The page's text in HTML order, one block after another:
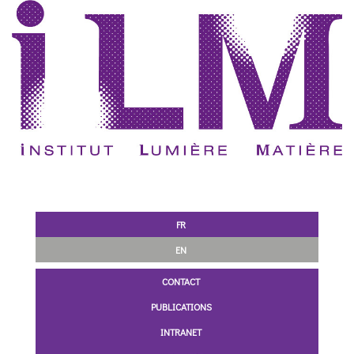
FR
EN
CONTACT
PUBLICATIONS
INTRANET